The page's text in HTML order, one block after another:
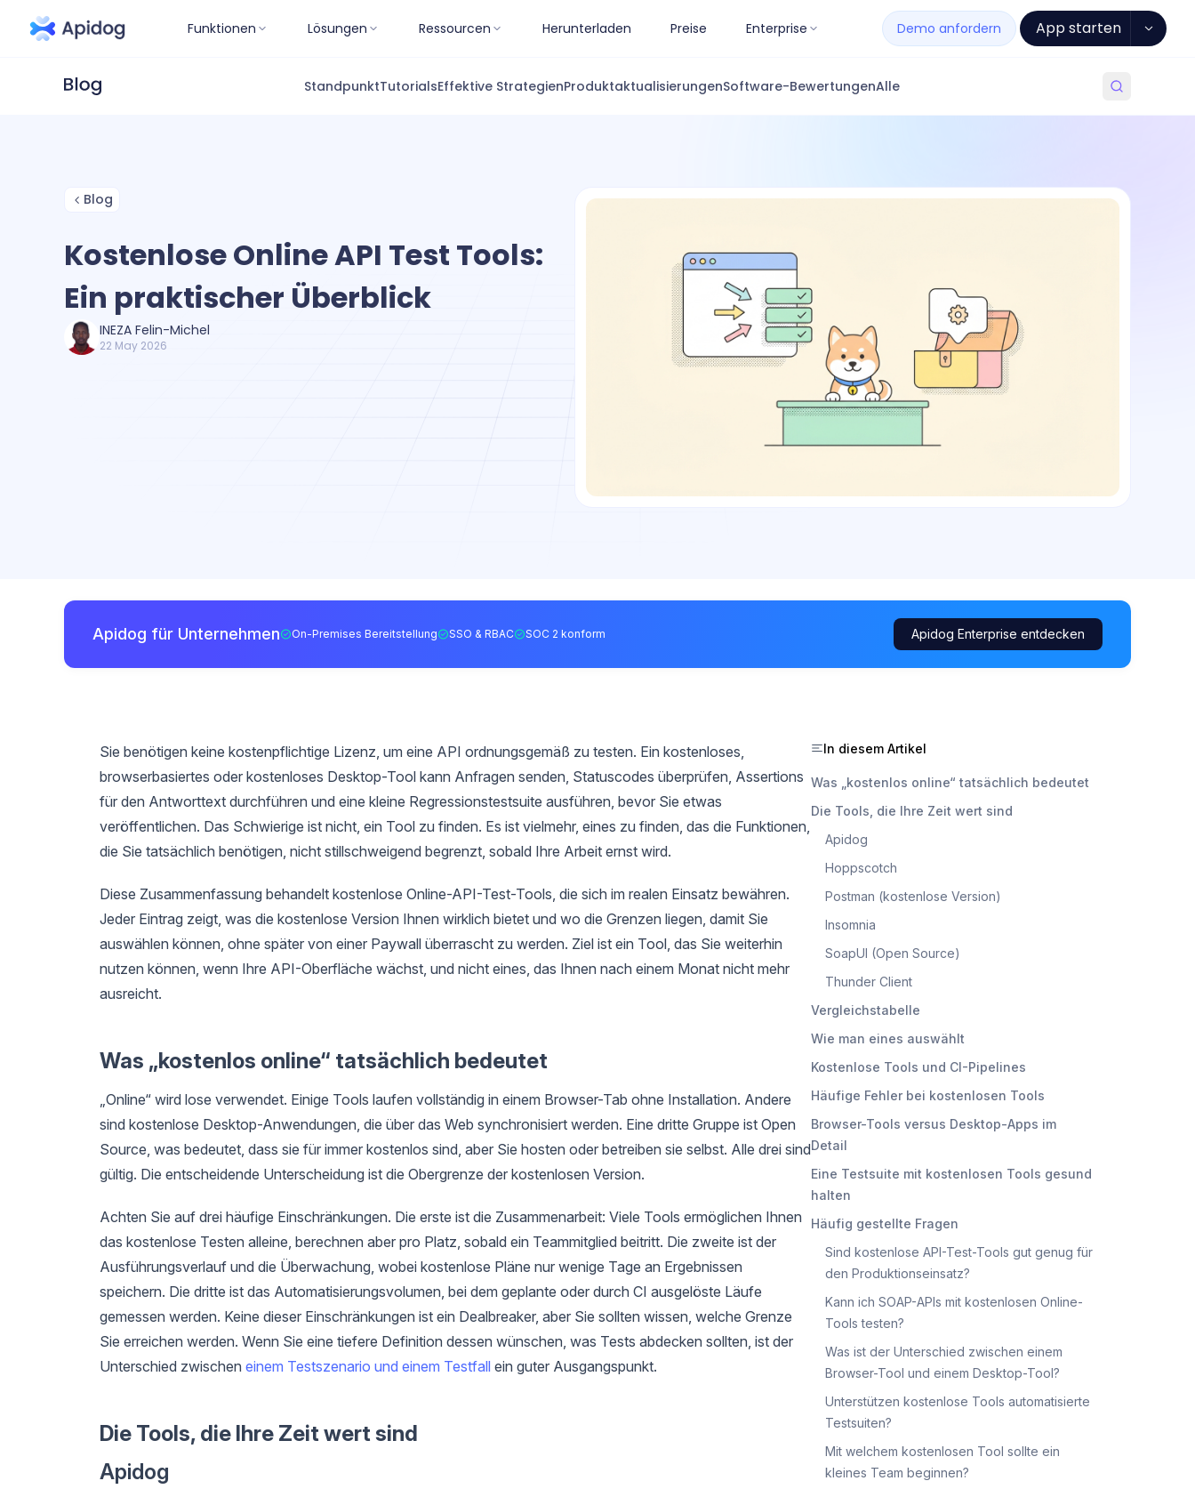
Funktionen Lösungen Ressourcen Herunterladen Preise Enterprise Demo anfordern App starten
StandpunktTutorialsEffektive StrategienProduktaktualisierungenSoftware-BewertungenAlle
Blog
Kostenlose Online API Test Tools:
Ein praktischer Überblick
INEZA Felin-Michel
22 May 2026
Apidog für Unternehmen On-Premises Bereitstellung SSO & RBAC SOC 2 konform Apidog Enterprise entdecken
Sie benötigen keine kostenpflichtige Lizenz, um eine API ordnungsgemäß zu testen. Ein kostenloses,
browserbasiertes oder kostenloses Desktop-Tool kann Anfragen senden, Statuscodes überprüfen, Assertions
für den Antworttext durchführen und eine kleine Regressionstestsuite ausführen, bevor Sie etwas
veröffentlichen. Das Schwierige ist nicht, ein Tool zu finden. Es ist vielmehr, eines zu finden, das die Funktionen,
die Sie tatsächlich benötigen, nicht stillschweigend begrenzt, sobald Ihre Arbeit ernst wird.
Diese Zusammenfassung behandelt kostenlose Online-API-Test-Tools, die sich im realen Einsatz bewähren.
Jeder Eintrag zeigt, was die kostenlose Version Ihnen wirklich bietet und wo die Grenzen liegen, damit Sie
auswählen können, ohne später von einer Paywall überrascht zu werden. Ziel ist ein Tool, das Sie weiterhin
nutzen können, wenn Ihre API-Oberfläche wächst, und nicht eines, das Ihnen nach einem Monat nicht mehr
ausreicht.
Was „kostenlos online“ tatsächlich bedeutet
„Online“ wird lose verwendet. Einige Tools laufen vollständig in einem Browser-Tab ohne Installation. Andere
sind kostenlose Desktop-Anwendungen, die über das Web synchronisiert werden. Eine dritte Gruppe ist Open
Source, was bedeutet, dass sie für immer kostenlos sind, aber Sie hosten oder betreiben sie selbst. Alle drei sind
gültig. Die entscheidende Unterscheidung ist die Obergrenze der kostenlosen Version.
Achten Sie auf drei häufige Einschränkungen. Die erste ist die Zusammenarbeit: Viele Tools ermöglichen Ihnen
das kostenlose Testen alleine, berechnen aber pro Platz, sobald ein Teammitglied beitritt. Die zweite ist der
Ausführungsverlauf und die Überwachung, wobei kostenlose Pläne nur wenige Tage an Ergebnissen
speichern. Die dritte ist das Automatisierungsvolumen, bei dem geplante oder durch CI ausgelöste Läufe
gemessen werden. Keine dieser Einschränkungen ist ein Dealbreaker, aber Sie sollten wissen, welche Grenze
Sie erreichen werden. Wenn Sie eine tiefere Definition dessen wünschen, was Tests abdecken sollten, ist der
Unterschied zwischen einem Testszenario und einem Testfall ein guter Ausgangspunkt.
Die Tools, die Ihre Zeit wert sind
Apidog
In diesem Artikel
Was „kostenlos online“ tatsächlich bedeutet
Die Tools, die Ihre Zeit wert sind
Apidog
Hoppscotch
Postman (kostenlose Version)
Insomnia
SoapUI (Open Source)
Thunder Client
Vergleichstabelle
Wie man eines auswählt
Kostenlose Tools und CI-Pipelines
Häufige Fehler bei kostenlosen Tools
Browser-Tools versus Desktop-Apps im
Detail
Eine Testsuite mit kostenlosen Tools gesund
halten
Häufig gestellte Fragen
Sind kostenlose API-Test-Tools gut genug für
den Produktionseinsatz?
Kann ich SOAP-APIs mit kostenlosen Online-
Tools testen?
Was ist der Unterschied zwischen einem
Browser-Tool und einem Desktop-Tool?
Unterstützen kostenlose Tools automatisierte
Testsuiten?
Mit welchem kostenlosen Tool sollte ein
kleines Team beginnen?